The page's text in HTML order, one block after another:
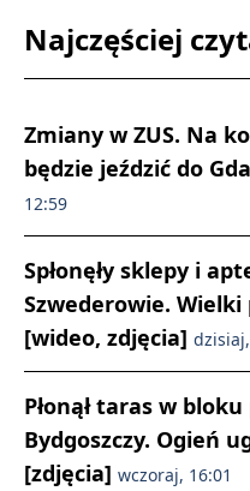
Najczęściej
Zmiany w ZUS. Na
będzie jeździć do
12:59
Spłonęły sklepy i
Szwederowie.
[wideo, zdjęcia]
Płonął taras w
Bydgoszczy. Ogień
[zdjęcia] wczoraj, 16:01